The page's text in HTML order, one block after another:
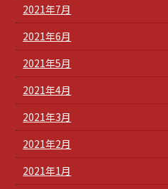
2021年7月
2021年6月
2021年5月
2021年4月
2021年3月
2021年2月
2021年1月